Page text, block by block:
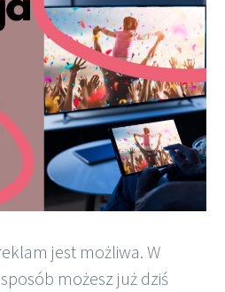
jest możliwa. W
możesz już dziś